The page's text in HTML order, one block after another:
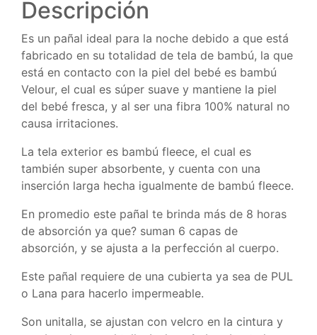
Descripción
Es un pañal ideal para la noche debido a que está
fabricado en su totalidad de tela de bambú, la que
está en contacto con la piel del bebé es bambú
Velour, el cual es súper suave y mantiene la piel
del bebé fresca, y al ser una fibra 100% natural no
causa irritaciones.
La tela exterior es bambú fleece, el cual es
también super absorbente, y cuenta con una
inserción larga hecha igualmente de bambú fleece.
En promedio este pañal te brinda más de 8 horas
de absorción ya que? suman 6 capas de
absorción, y se ajusta a la perfección al cuerpo.
Este pañal requiere de una cubierta ya sea de PUL
o Lana para hacerlo impermeable.
Son unitalla, se ajustan con velcro en la cintura y